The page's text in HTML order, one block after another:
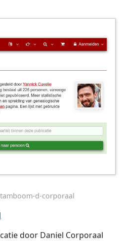
d-corporaal
door Daniel Corporaal